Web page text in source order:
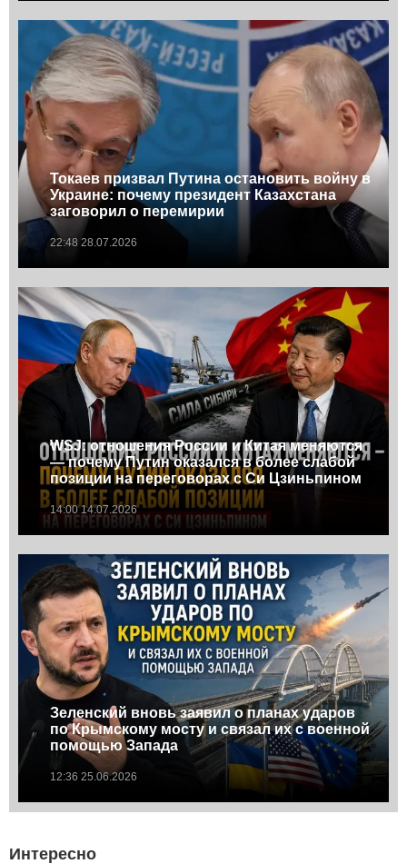
Токаев призвал Путина остановить войну в
Украине: почему президент Казахстана
заговорил о перемирии
22:48 28.07.2026
WSJ: отношения России и Китая меняются
— почему Путин оказался в более слабой
позиции на переговорах с Си Цзиньпином
14:00 14.07.2026
Зеленский вновь заявил о планах ударов
по Крымскому мосту и связал их с военной
помощью Запада
12:36 25.06.2026
Интересно